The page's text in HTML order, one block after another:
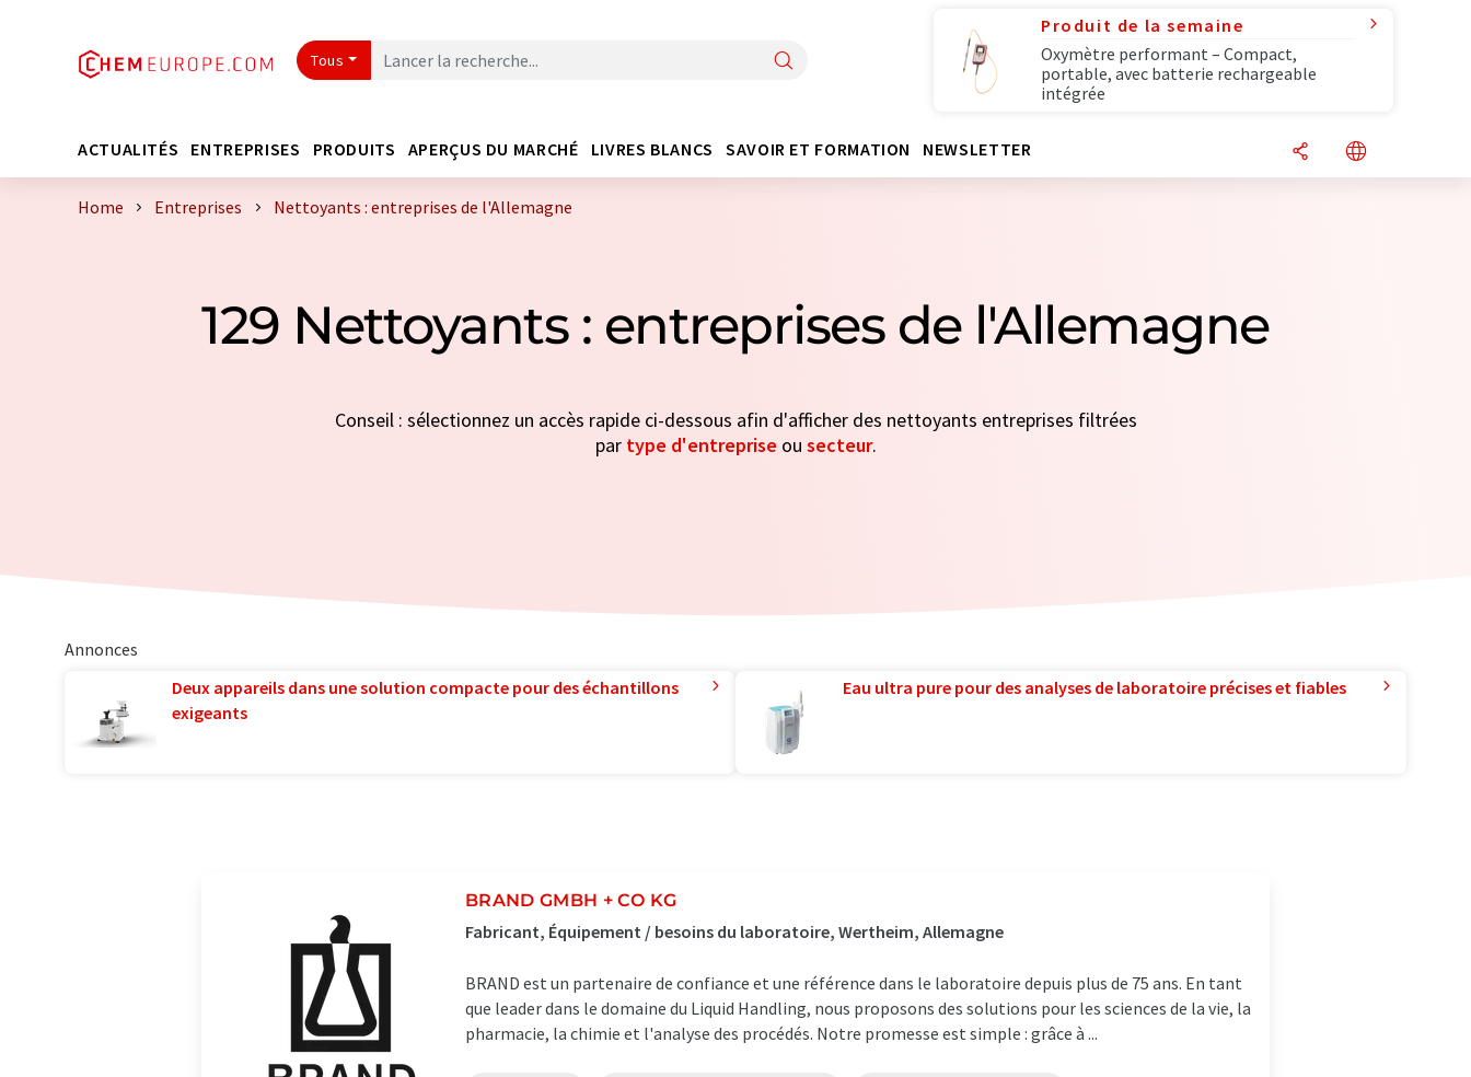
Tous
Produit de la semaine
Oxymètre performant – Compact,
portable, avec batterie rechargeable
intégrée
ACTUALITÉS ENTREPRISES PRODUITS APERÇUS DU MARCHÉ LIVRES BLANCS SAVOIR ET FORMATION NEWSLETTER
Home Entreprises Nettoyants : entreprises de l'Allemagne
129 Nettoyants : entreprises de l'Allemagne
Conseil : sélectionnez un accès rapide ci-dessous afin d'afficher des nettoyants entreprises filtrées
par type d'entreprise ou secteur.
Annonces
Deux appareils dans une solution compacte pour des échantillons
exigeants
Eau ultra pure pour des analyses de laboratoire précises et fiables
BRAND GMBH + CO KG
Fabricant, Équipement / besoins du laboratoire, Wertheim, Allemagne
BRAND est un partenaire de confiance et une référence dans le laboratoire depuis plus de 75 ans. En tant
que leader dans le domaine du Liquid Handling, nous proposons des solutions pour les sciences de la vie, la
pharmacie, la chimie et l'analyse des procédés. Notre promesse est simple : grâce à ...